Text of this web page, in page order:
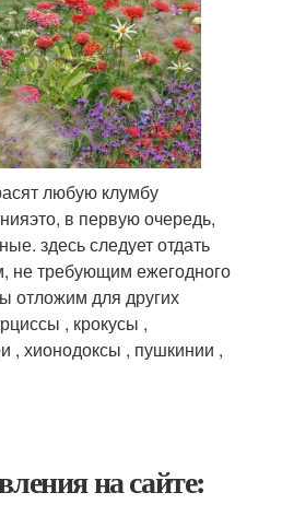
любую клумбу
в первую очередь,
здесь следует отдать
не требующим ежегодного
отложим для других
, крокусы ,
, хионодоксы , пушкинии ,
на сайте: